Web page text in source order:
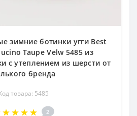
зимние ботинки угги Best
Taupe Velw 5485 из
с утеплением из шерсти от
бренда
товара: 5485
2